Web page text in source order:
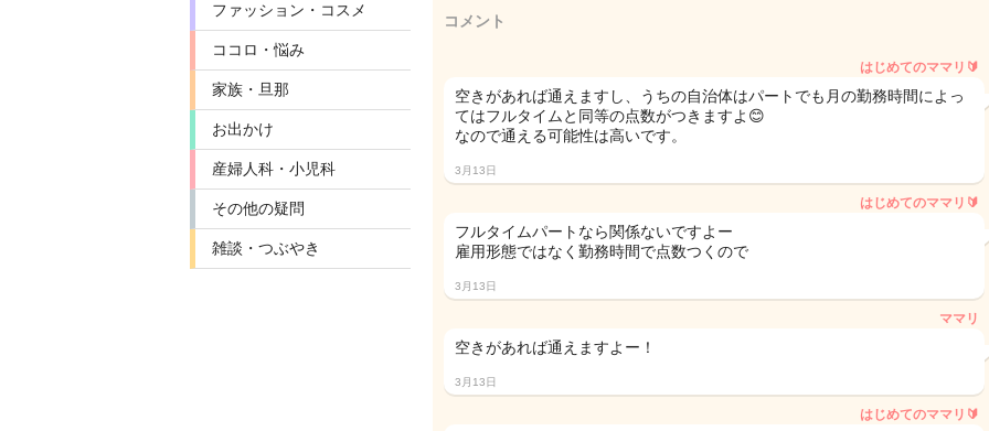
ファッション・コスメ
ココロ・悩み
家族・旦那
お出かけ
産婦人科・小児科
その他の疑問
雑談・つぶやき
コメント
はじめてのママリ🔰
空きがあれば通えますし、うちの自治体はパートでも月の勤務時間によっ
てはフルタイムと同等の点数がつきますよ😊
なので通える可能性は高いです。
3月13日
はじめてのママリ🔰
フルタイムパートなら関係ないですよー
雇用形態ではなく勤務時間で点数つくので
3月13日
ママリ
空きがあれば通えますよー！
3月13日
はじめてのママリ🔰